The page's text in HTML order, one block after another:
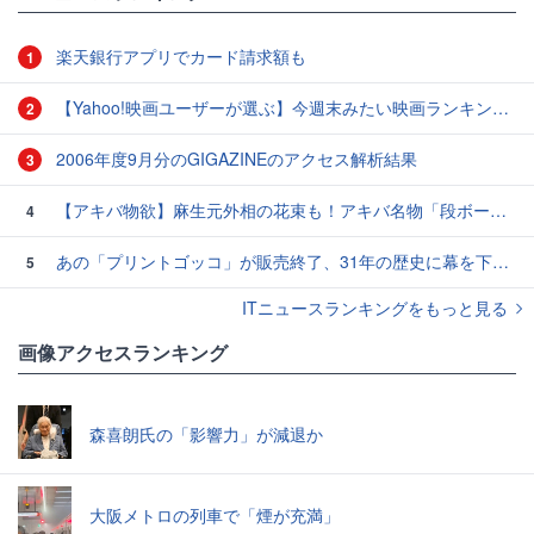
1 楽天銀行アプリでカード請求額も
2 【Yahoo!映画ユーザーが選ぶ】今週末みたい映画ランキング（11月2日付） ファン待望のシリーズ第3弾『マイティ・ソー バトルロイヤル』が公開！
3 2006年度9月分のGIGAZINEのアクセス解析結果
4 【アキバ物欲】麻生元外相の花束も！アキバ名物「段ボール肉まん」を食べてみた
5
あの「プリントゴッコ」が販売終了、31年の歴史に幕を下ろす
ITニュースランキングをもっと見る
画像アクセスランキング
森喜朗氏の「影響力」が減退か
大阪メトロの列車で「煙が充満」